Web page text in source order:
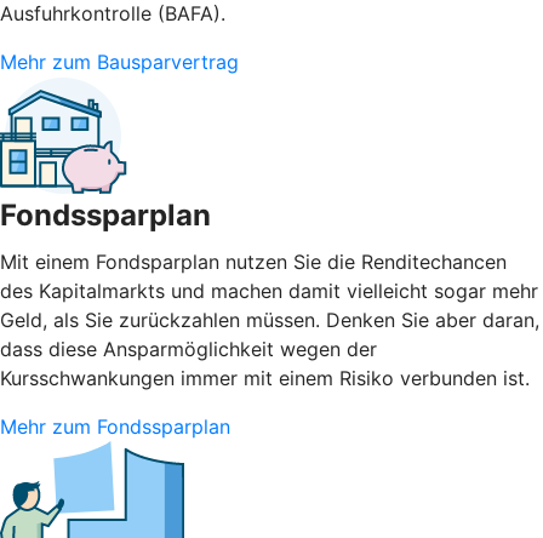
Ausfuhrkontrolle (BAFA).
Mehr zum Bausparvertrag
Fondssparplan
Mit einem Fondsparplan nutzen Sie die Renditechancen
des Kapitalmarkts und machen damit vielleicht sogar mehr
Geld, als Sie zurückzahlen müssen. Denken Sie aber daran,
dass diese Ansparmöglichkeit wegen der
Kursschwankungen immer mit einem Risiko verbunden ist.
Mehr zum Fondssparplan